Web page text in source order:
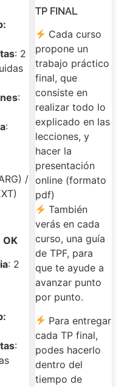
: 2
:
:
/
OK
: 2
:
TP FINAL
Cada curso
propone un
trabajo práctico
final, que
consiste en
realizar todo lo
explicado en las
lecciones, y
hacer la
presentación
online (formato
pdf)
También
verás en cada
curso, una guía
de TPF, para
que te ayude a
avanzar punto
por punto.
Para entregar
cada TP final,
podes hacerlo
dentro del
tiempo de